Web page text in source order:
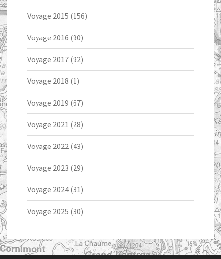
Voyage 2015 (156)
Voyage 2016 (90)
Voyage 2017 (92)
Voyage 2018 (1)
Voyage 2019 (67)
Voyage 2021 (28)
Voyage 2022 (43)
Voyage 2023 (29)
Voyage 2024 (31)
Voyage 2025 (30)